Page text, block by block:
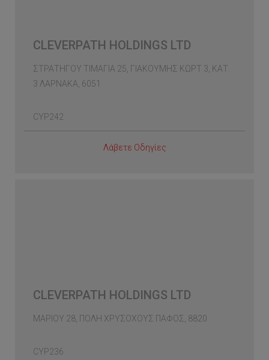
CLEVERPATH HOLDINGS LTD
ΣΤΡΑΤΗΓΟΥ ΤΙΜΑΓΙΑ 25, ΓΙΑΚΟΥΜΗΣ ΚΩΡΤ 3, ΚΑΤ.
3 ΛΑΡΝΑΚΑ, 6051
CYP242
Λάβετε Οδηγίες
CLEVERPATH HOLDINGS LTD
ΜΑΡΙΟΥ 28, ΠΟΛΗ ΧΡΥΣΟΧΟΥΣ ΠΑΦΟΣ, 8820
CYP236